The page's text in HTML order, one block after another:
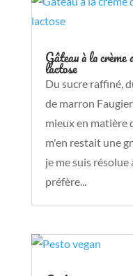
Gâteau à la
lactose
Du sucre raffiné,
de marron
mieux en matière
m'en restait une
je me suis résolue
préfère...